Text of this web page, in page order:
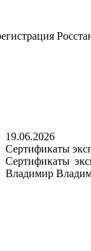
19.06.2026
Сертификаты
Сертификаты
Владимир